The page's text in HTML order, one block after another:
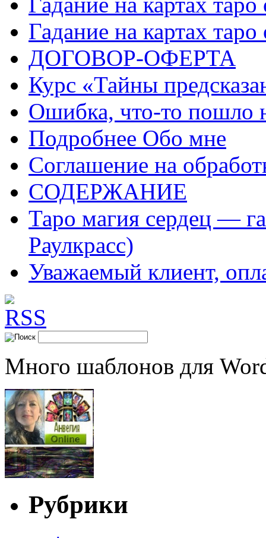
Гадание на картах
ДОГОВОР-ОФЕРТА
Курс «Тайны
Ошибка, что-то пошло
Подробнее Обо мне
Соглашение на
СОДЕРЖАНИЕ
Таро магия сердец —
Раулкрасс)
Уважаемый клиент,
Много шаблонов для
Рубрики